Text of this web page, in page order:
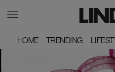
HOME
HOME TRENDING
TRENDING